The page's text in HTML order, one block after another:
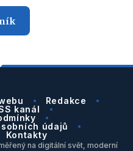
Redakce
kanál
údajů
Kontakty
na digitální svět, moderní